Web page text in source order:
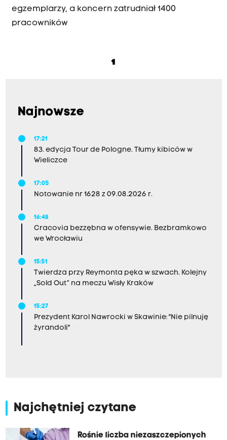
egzemplarzy, a koncern zatrudniał 1400
pracowników
1
Najnowsze
17:21
83. edycja Tour de Pologne. Tłumy kibiców w
Wieliczce
17:05
Notowanie nr 1628 z 09.08.2026 r.
16:48
Cracovia bezzębna w ofensywie. Bezbramkowo
we Wrocławiu
15:51
Twierdza przy Reymonta pęka w szwach. Kolejny
„Sold Out” na meczu Wisły Kraków
15:27
Prezydent Karol Nawrocki w Skawinie: "Nie pilnuję
żyrandoli"
Najchętniej czytane
Rośnie liczba niezaszczepionych